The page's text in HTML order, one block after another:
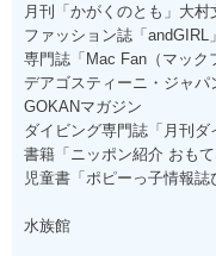
月刊「かがくのとも」大村
ファッション誌「andGIRL
専門誌「Mac Fan（マック
デアゴスティーニ・ジャパ
GOKANマガジン
ダイビング専門誌「月刊ダ
書籍「ニッポン紹介 おもて
児童書「ポピーっ子情報誌
水族館